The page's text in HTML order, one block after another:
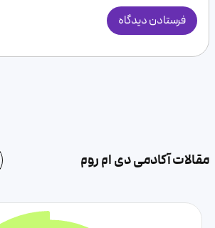
مقالات آکادمی دی ام روم